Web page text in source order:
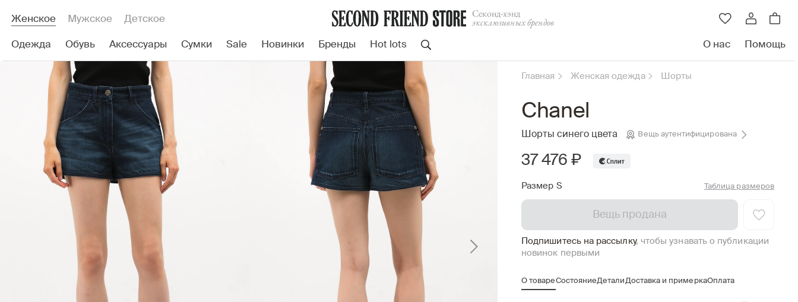
Женское Мужское Детское Cеконд-хэнд
эксклюзивных брендов
Одежда Обувь Аксессуары Сумки Sale Новинки Бренды Hot lots О нас Помощь
Главная Женская одежда Шорты
Chanel
Шорты синего цвета Вещь аутентифицирована
37 476 ₽
Размер S Таблица размеров
Вещь продана
Подпишитесь на рассылку, чтобы узнавать о публикации
новинок первыми
О товареСостояниеДеталиДоставка и примеркаОплата